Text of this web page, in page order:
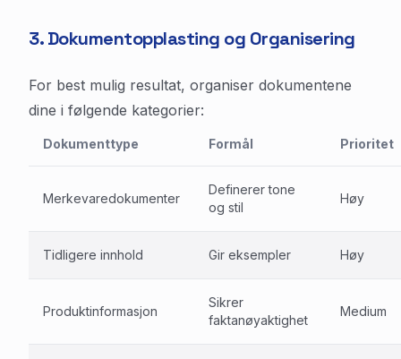
3. Dokumentopplasting og Organisering
For best mulig resultat, organiser dokumentene
dine i følgende kategorier:
Dokumenttype Formål Prioritet
Merkevaredokumenter
Definerer tone
og stil
Høy
Tidligere innhold Gir eksempler Høy
Produktinformasjon
Sikrer
faktanøyaktighet
Medium